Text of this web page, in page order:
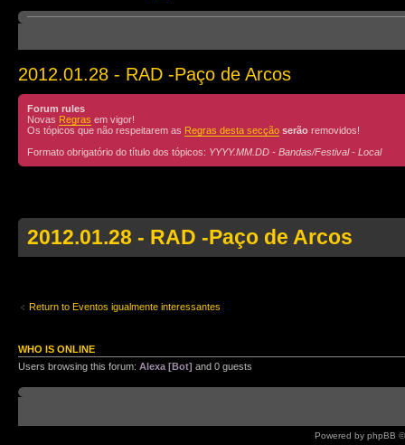
2012.01.28 - RAD -Paço de Arcos
Forum rules
Novas Regras em vigor!
Os tópicos que não respeitarem as Regras desta secção serão removidos!
Formato obrigatório do título dos tópicos: YYYY.MM.DD - Bandas/Festival - Local
2012.01.28 - RAD -Paço de Arcos
bymoonstruck» Tue Jan 24, 2012 12:59 pm
Sábado, 28 de Janeiro
Bar WALL STREET em Paço de Arcos
RAMP.
Return to Eventos igualmente interessantes
WHO IS ONLINE
Users browsing this forum: Alexa [Bot] and 0 guests
Powered by phpBB